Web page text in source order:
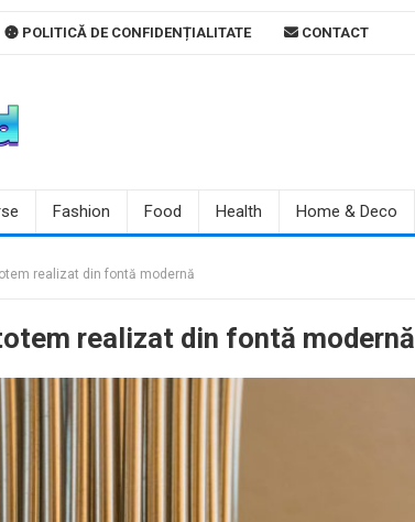
POLITICĂ DE CONFIDENȚIALITATE CONTACT
Fashion Food Health Home & Deco
realizat din fontă modernă
realizat din fontă modernă